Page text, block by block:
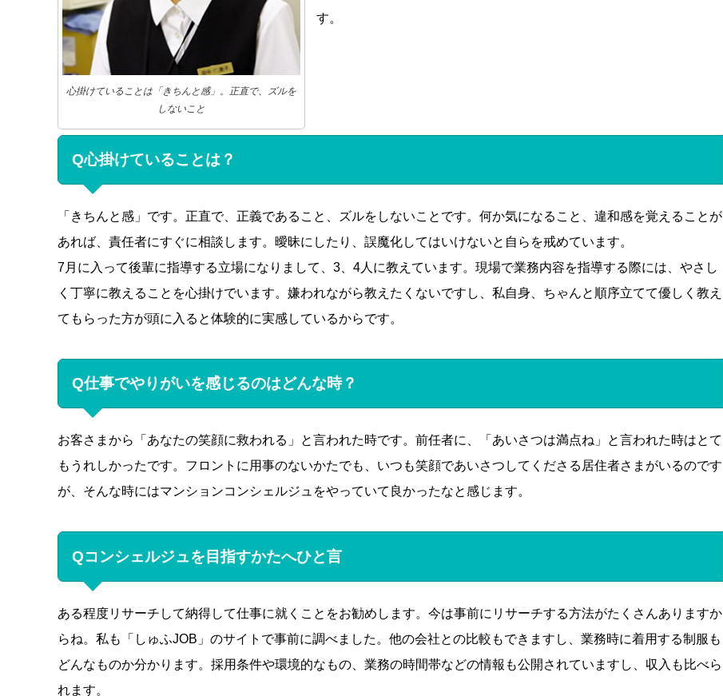
心掛けていることは「きちんと感」。正直で、ズルを
しないこと
す。
Q心掛けていることは？
「きちんと感」です。正直で、正義であること、ズルをしないことです。何か気になること、違和感を覚えることが
あれば、責任者にすぐに相談します。曖昧にしたり、誤魔化してはいけないと自らを戒めています。
7月に入って後輩に指導する立場になりまして、3、4人に教えています。現場で業務内容を指導する際には、やさし
く丁寧に教えることを心掛けでいます。嫌われながら教えたくないですし、私自身、ちゃんと順序立てて優しく教え
てもらった方が頭に入ると体験的に実感しているからです。
Q仕事でやりがいを感じるのはどんな時？
お客さまから「あなたの笑顔に救われる」と言われた時です。前任者に、「あいさつは満点ね」と言われた時はとて
もうれしかったです。フロントに用事のないかたでも、いつも笑顔であいさつしてくださる居住者さまがいるのです
が、そんな時にはマンションコンシェルジュをやっていて良かったなと感じます。
Qコンシェルジュを目指すかたへひと言
ある程度リサーチして納得して仕事に就くことをお勧めします。今は事前にリサーチする方法がたくさんありますか
らね。私も「しゅふJOB」のサイトで事前に調べました。他の会社との比較もできますし、業務時に着用する制服も
どんなものか分かります。採用条件や環境的なもの、業務の時間帯などの情報も公開されていますし、収入も比べら
れます。